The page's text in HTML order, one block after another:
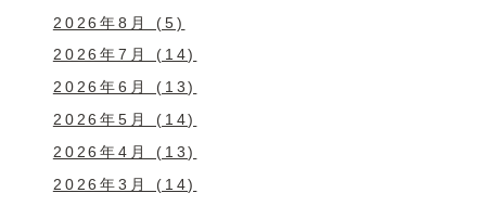
2026年8月 (5)
2026年7月 (14)
2026年6月 (13)
2026年5月 (14)
2026年4月 (13)
2026年3月 (14)